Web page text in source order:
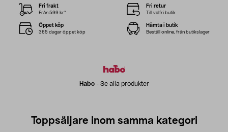
Habo- Se alla produkter
Fri frakt
Från 599 kr*
Fri retur
Till valfri butik
Öppet köp
365 dagar öppet köp
Hämta i butik
Beställ online, från butikslager
Toppsäljare inom samma kategori